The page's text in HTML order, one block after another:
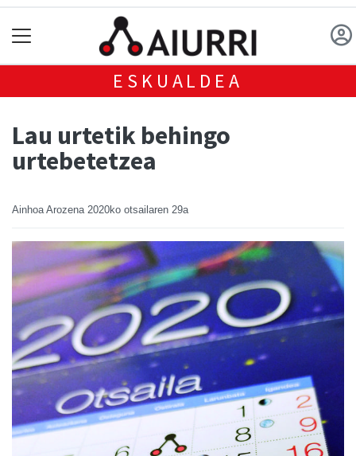
ESKUALDEA
Lau urtetik behingo
urtebetetzea
Ainhoa Arozena 2020ko otsailaren 29a